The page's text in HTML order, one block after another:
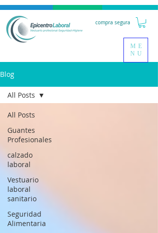
compra segura
ME
NU
Blog
All Posts
Guantes
Profesionales
calzado
laboral
Vestuario
laboral
sanitario
Seguridad
Alimentaria
All Posts